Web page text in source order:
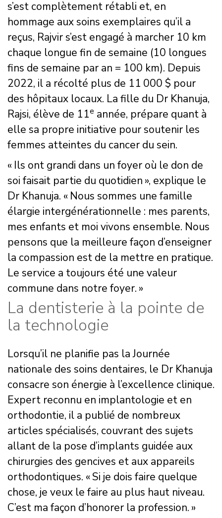
s’est complètement rétabli et, en
hommage aux soins exemplaires qu’il a
reçus, Rajvir s’est engagé à marcher 10 km
chaque longue fin de semaine (10 longues
fins de semaine par an = 100 km). Depuis
2022, il a récolté plus de 11 000 $ pour
des hôpitaux locaux. La fille du Dr Khanuja,
Rajsi, élève de 11e année, prépare quant à
elle sa propre initiative pour soutenir les
femmes atteintes du cancer du sein.
« Ils ont grandi dans un foyer où le don de
soi faisait partie du quotidien », explique le
Dr Khanuja. « Nous sommes une famille
élargie intergénérationnelle : mes parents,
mes enfants et moi vivons ensemble. Nous
pensons que la meilleure façon d’enseigner
la compassion est de la mettre en pratique.
Le service a toujours été une valeur
commune dans notre foyer. »
La dentisterie à la pointe de
la technologie
Lorsqu’il ne planifie pas la Journée
nationale des soins dentaires, le Dr Khanuja
consacre son énergie à l’excellence clinique.
Expert reconnu en implantologie et en
orthodontie, il a publié de nombreux
articles spécialisés, couvrant des sujets
allant de la pose d’implants guidée aux
chirurgies des gencives et aux appareils
orthodontiques. « Si je dois faire quelque
chose, je veux le faire au plus haut niveau.
C’est ma façon d’honorer la profession. »